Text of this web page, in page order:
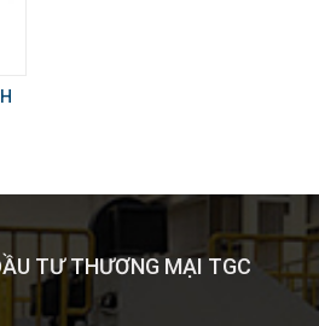
TƯ THƯƠNG MẠI TGC